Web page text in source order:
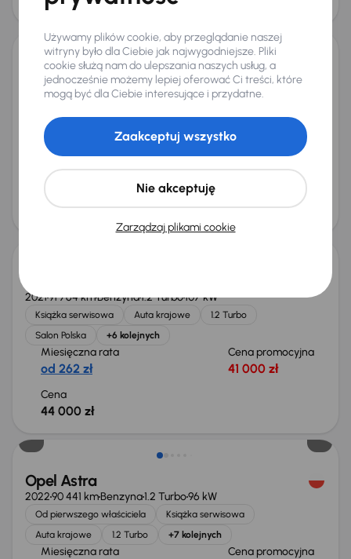
Taniej o 1 000 zł
Opel Astra
2016 198 461 km Diesel 1.6 CDTI 81 kW
+2 kolejnych
Miesięczna rata
od 143 zł
Cena promocyjna
23 000 zł
Najniższa cena z 30 dni przed
obniżką
Cena po obniżce
Możliwość odliczenia VAT
202191 764 kmBenzyna1.2 Turbo107 kW
Książka serwisowa Auta krajowe
1.2 Turbo
Salon Polska
+6 kolejnych
Miesięczna rata
od 262 zł
Cena promocyjna
41 000 zł
Cena
44 000 zł
Opel Astra
202290 441 kmBenzyna1.2 Turbo96 kW
Od pierwszego właściciela
Książka serwisowa
Auta krajowe
1.2 Turbo +7 kolejnych
Miesięczna rata Cena promocyjna
Używamy plików cookie, aby przeglądanie naszej
witryny było dla Ciebie jak najwygodniejsze. Pliki
cookie służą nam do ulepszania naszych usług, a
jednocześnie możemy lepiej oferować Ci treści, które
mogą być dla Ciebie interesujące i przydatne.
Zarządzaj plikami cookie
Nie akceptuję
Zaakceptuj wszystko